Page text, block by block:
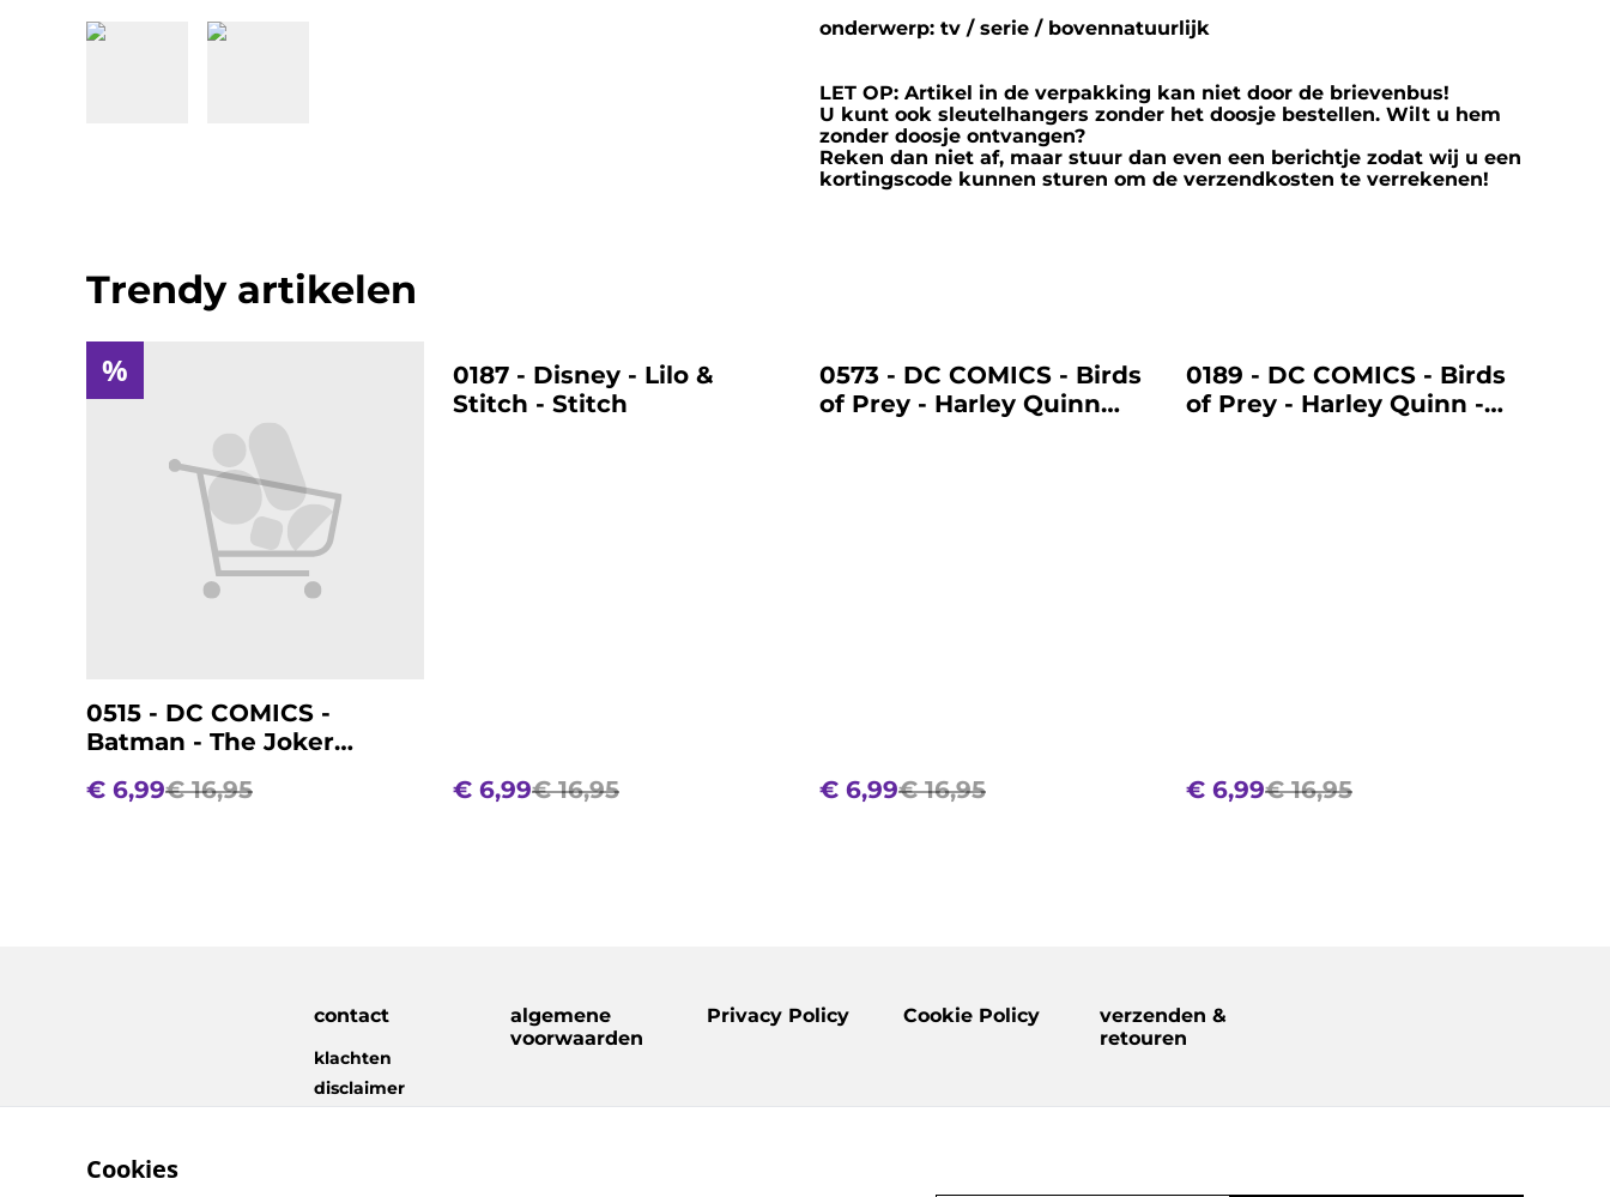
onderwerp: tv / serie / bovennatuurlijk
LET OP: Artikel in de verpakking kan niet door de brievenbus!
U kunt ook sleutelhangers zonder het doosje bestellen. Wilt u hem
zonder doosje ontvangen?
Reken dan niet af, maar stuur dan even een berichtje zodat wij u een
kortingscode kunnen sturen om de verzendkosten te verrekenen!
Trendy artikelen
%
0515 - DC COMICS -
Batman - The Joker
€ 6,99€ 16,95
%
0187 - Disney - Lilo &
Stitch - Stitch
€ 6,99€ 16,95
%
0573 - DC COMICS - Birds
of Prey - Harley Quinn
€ 6,99€ 16,95
%
0189 - DC COMICS - Birds
of Prey - Harley Quinn -
€ 6,99€ 16,95
contact
klachten
disclaimer
algemene
voorwaarden
Privacy Policy Cookie Policy
verzenden &
retouren
Cookies